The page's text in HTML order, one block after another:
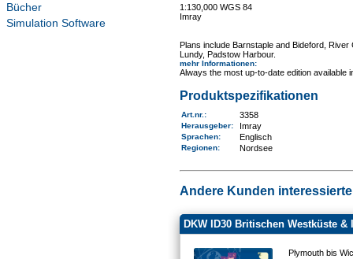
Bücher
Simulation Software
1:130,000 WGS 84
Imray
Plans include Barnstaple and Bideford,
Lundy, Padstow Harbour.
mehr Informationen:
Always the most up-to-date edition
Produktspezifikationen
Art.nr. : 3358
Herausgeber: Imray
Sprachen: Englisch
Regionen: Nordsee
Andere Kunden
DKW ID30 Britischen Westküste &
Plymouth bis